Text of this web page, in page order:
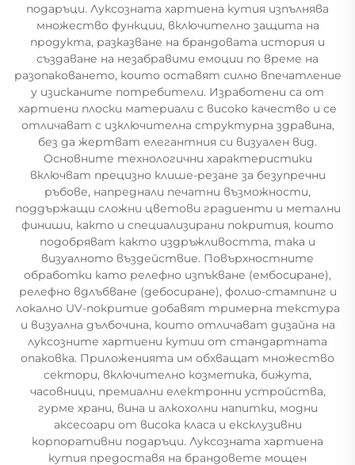
подаръци. Луксозната хартиена кутия изпълнява
множество функции, включително защита на
продукта, разказване на брандовата история и
създаване на незабравими емоции по време на
разопаковането, които оставят силно впечатление
у изисканите потребители. Изработени са от
хартиени плоски материали с високо качество и се
отличават с изключителна структурна здравина,
без да жертват елегантния си визуален вид.
Основните технологични характеристики
включват прецизно клише-резане за безупречни
ръбове, напреднали печатни възможности,
поддържащи сложни цветови градиенти и метални
финиши, както и специализирани покрития, които
подобряват както издръжливостта, така и
визуалното въздействие. Повърхностните
обработки като релефно изпъкване (ембосиране),
релефно вдлъбване (дебосиране), фолио-стампинг и
локално UV-покритие добавят тримерна текстура
и визуална дълбочина, които отличават дизайна на
луксозните хартиени кутии от стандартната
опаковка. Приложенията им обхващат множество
сектори, включително козметика, бижута,
часовници, премиални електронни устройства,
гурме храни, вина и алкохолни напитки, модни
аксесоари от висока класа и ексклузивни
корпоративни подаръци. Луксозната хартиена
кутия предоставя на брандовете мощен